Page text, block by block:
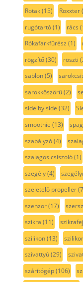
Rotak(15) Roxxter
rugótartó(1) rács
Rókafarkfűrész (1)
rögzítő(30) röszti
sablon(5)
sarokköszörű(2)
side by side (32)
smoothie (13)
szabályzó(4)
szalagos csiszoló(1)
szegély(4)
szeletelő propeller
szenzor(17)
szikra (11) szikrafej
szilikon(13)
szivattyú(29)
szárítógép(106)